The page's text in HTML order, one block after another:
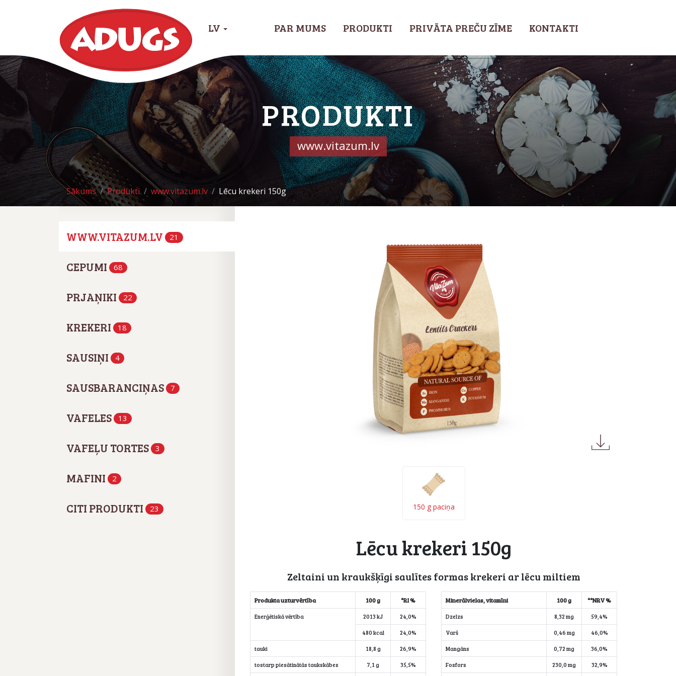
LV PAR MUMS PRODUKTI PRIVĀTA PREČU ZĪME KONTAKTI
PRODUKTI
www.vitazum.lv
Sākums Produkti www.vitazum.lv Lēcu krekeri 150g
WWW.VITAZUM.LV 21
CEPUMI 68
PRJAŅIKI 22
KREKERI 18
SAUSIŅI 4
SAUSBARANCIŅAS 7
VAFELES 13
VAFEĻU TORTES 3
MAFINI 2
CITI PRODUKTI 23 150 g paciņa
Lēcu krekeri 150g
Zeltaini un kraukšķīgi saulītes formas krekeri ar lēcu miltiem
Produkta uzturvērtība 100 g *RI %
Enerģētiskā vērtība 2013 kJ 24,0%
480 kcal 24,0%
tauki 18,8 g 26,9%
tostarp piesātinātās taukskābes 7,1 g 35,5%
Minerālvielas, vitamīni 100 g **NRV %
Dzelzs 8,32 mg 59,4%
Varš 0,46 mg 46,0%
Mangāns 0,72 mg 36,0%
Fosfors 230,0 mg 32,9%